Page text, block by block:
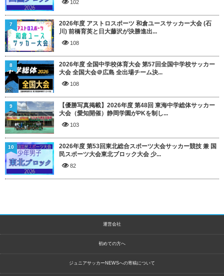
102
2026年度 アストロスポーツ 和倉ユースサッカー大会 (石
川) 前橋育英と日大藤沢が決勝進出...
108
7
2026年度 全国中学校体育大会 第57回全国中学校サッカー
大会 全国大会＠広島 全出場チーム決...
108
8
【優勝写真掲載】2026年度 第48回 東海中学総体サッカー
大会（愛知開催）静岡学園がPKを制し...
103
9
2026年度 第53回東北総合スポーツ大会サッカー競技 兼 国
民スポーツ大会東北ブロック大会 少...
82
10
運営会社
初めての方へ
ジュニアサッカーNEWSへの寄稿について